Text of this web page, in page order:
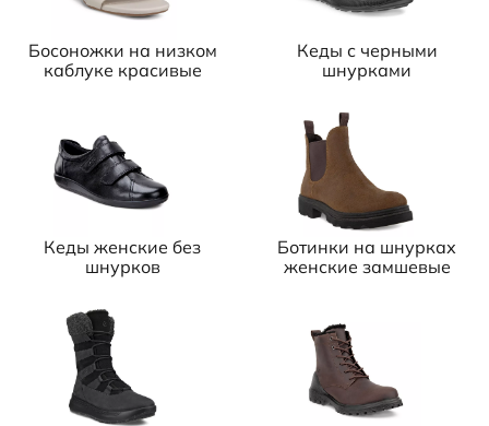
Босоножки на низком
каблуке красивые
Кеды с черными
шнурками
Кеды женские без
шнурков
Ботинки на шнурках
женские замшевые